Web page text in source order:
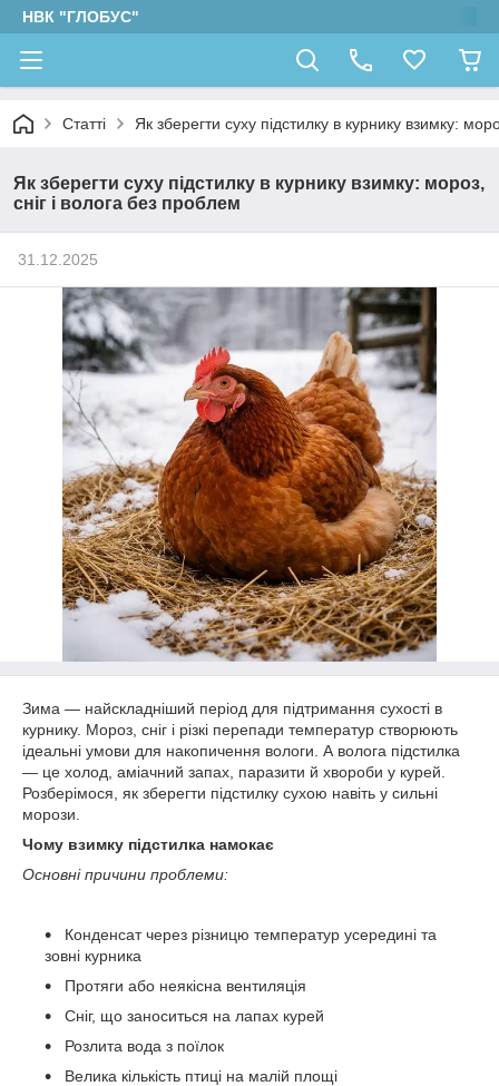
НВК "ГЛОБУС"
Статті Як зберегти суху підстилку в курнику взимку:
Як зберегти суху підстилку в курнику взимку: мороз,
сніг і волога без проблем
31.12.2025
Зима — найскладніший період для підтримання сухості в
курнику. Мороз, сніг і різкі перепади температур створюють
ідеальні умови для накопичення вологи. А волога підстилка
— це холод, аміачний запах, паразити й хвороби у курей.
Розберімося, як зберегти підстилку сухою навіть у сильні
морози.
Чому взимку підстилка намокає
Основні причини проблеми:
Конденсат через різницю температур усередині та
зовні курника
Протяги або неякісна вентиляція
Сніг, що заноситься на лапах курей
Розлита вода з поїлок
Велика кількість птиці на малій площі